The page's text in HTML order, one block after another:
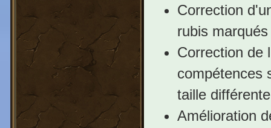
Correction
rubis
Correction de
compétences
taille
Amélioration